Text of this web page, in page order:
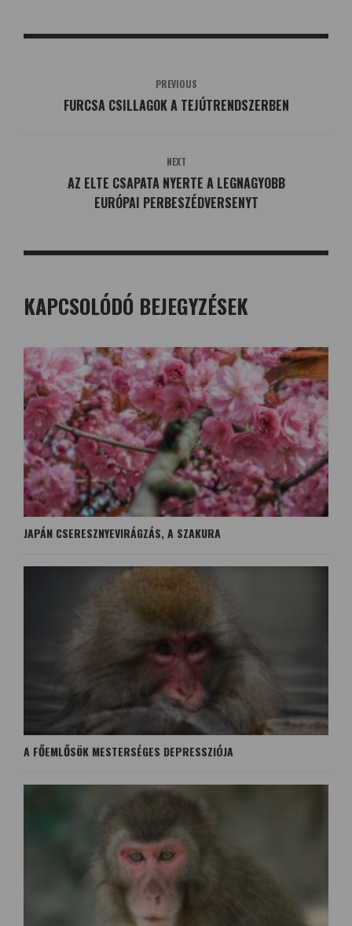
PREVIOUS
FURCSA CSILLAGOK A TEJÚTRENDSZERBEN
NEXT
AZ ELTE CSAPATA NYERTE A LEGNAGYOBB
EURÓPAI PERBESZÉDVERSENYT
KAPCSOLÓDÓ BEJEGYZÉSEK
JAPÁN CSERESZNYEVIRÁGZÁS, A SZAKURA
A FŐEMLŐSÖK MESTERSÉGES DEPRESSZIÓJA